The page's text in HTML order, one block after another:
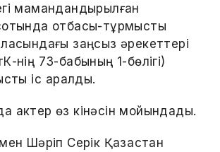
мамандандырылған
отбасы-тұрмыстық
заңсыз әрекеттері
нің 73-бабының 1-бөлігі)
іс қаралды.
актер өз кінәсін мойындады.
Шәріп Серік Қазақстан